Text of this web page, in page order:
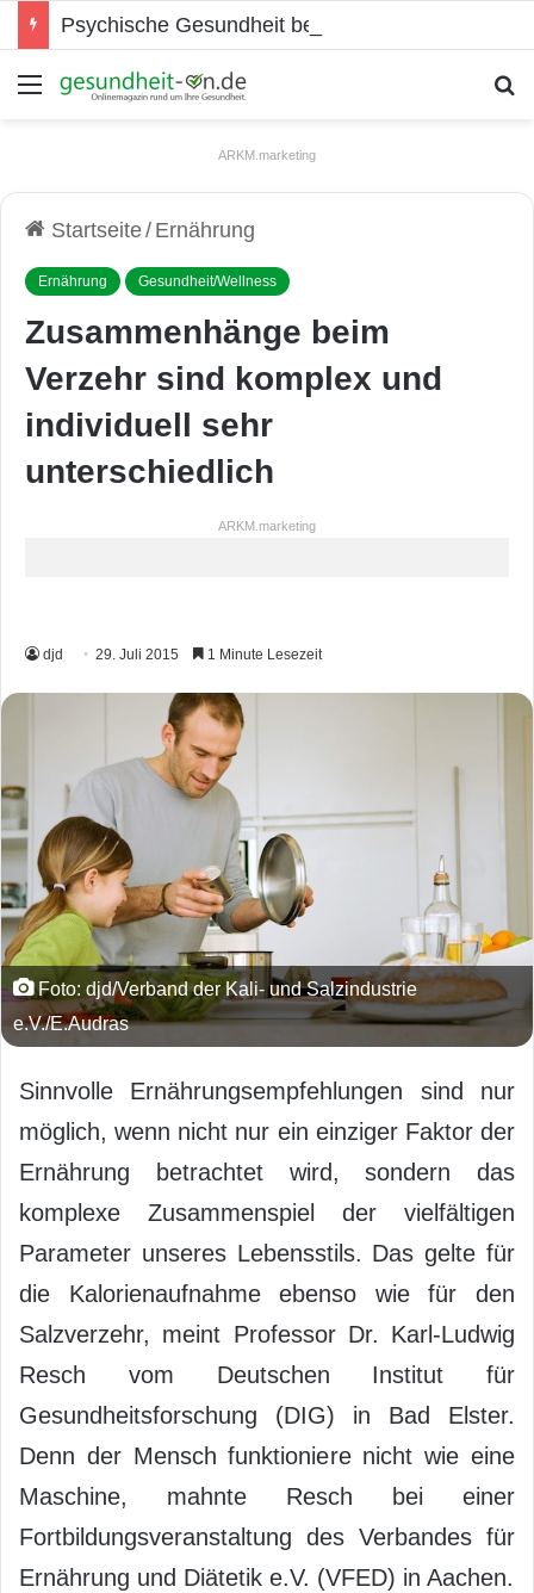
Psychische Gesundheit bei Jugendlichen
Menü
ARKM.marketing
Startseite/ Ernährung
Ernährung Gesundheit/Wellness
Zusammenhänge beim
Verzehr sind komplex und
individuell sehr
unterschiedlich
ARKM.marketing
djd 29. Juli 2015 1 Minute Lesezeit
Foto: djd/Verband der Kali- und Salzindustrie
e.V./E.Audras
Sinnvolle Ernährungsempfehlungen sind nur
möglich, wenn nicht nur ein einziger Faktor der
Ernährung betrachtet wird, sondern das
komplexe Zusammenspiel der vielfältigen
Parameter unseres Lebensstils. Das gelte für
die Kalorienaufnahme ebenso wie für den
Salzverzehr, meint Professor Dr. Karl-Ludwig
Resch vom Deutschen Institut für
Gesundheitsforschung (DIG) in Bad Elster.
Denn der Mensch funktioniere nicht wie eine
Maschine, mahnte Resch bei einer
Fortbildungsveranstaltung des Verbandes für
Ernährung und Diätetik e.V. (VFED) in Aachen.